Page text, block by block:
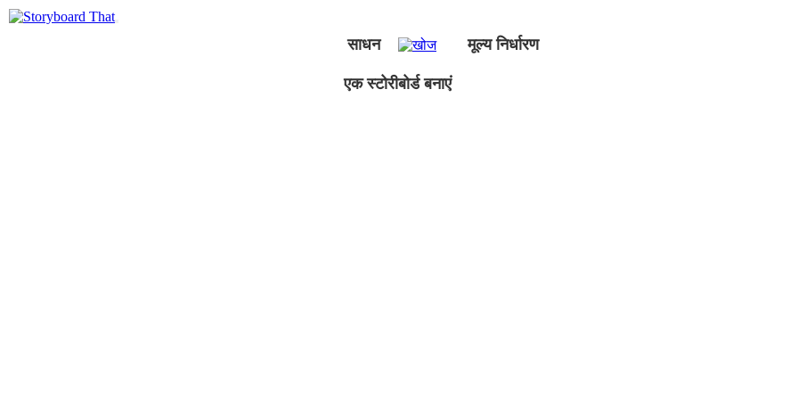
साधन
मूल्य निर्धारण
एक स्टोरीबोर्ड बनाएं